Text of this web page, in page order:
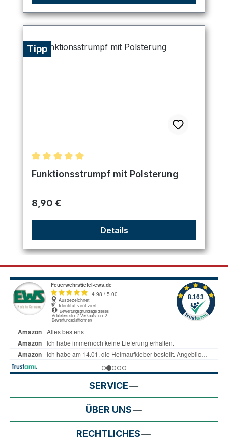
Tipp
Durchschnittliche Bewertung von 5 von 5 Sternen
Funktionsstrumpf mit Polsterung
Regulärer Preis:
8,90 €
Details
SERVICE
ÜBER UNS
RECHTLICHES